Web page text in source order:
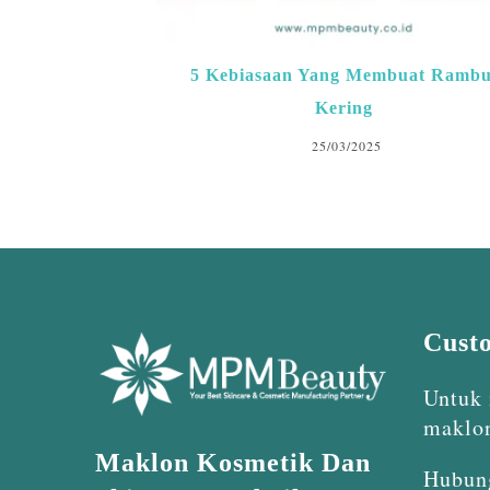
5 Kebiasaan Yang Membuat
Kering
25/03/2025
Maklon Kosmetik Dan
Untuk